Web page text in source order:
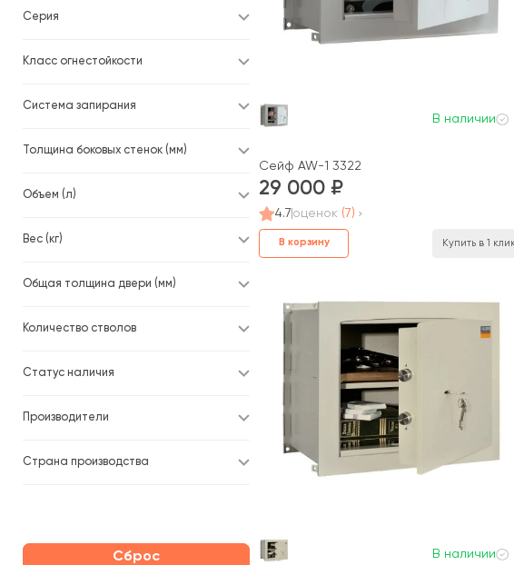
Серия
Класс огнестойкости
Система запирания
Толщина боковых стенок (мм)
Объем (л)
Вес (кг)
Общая толщина двери (мм)
Количество стволов
Статус наличия
Производители
Страна производства
Сброс
В наличии
Сейф AW-1 3322
29 000
4.7 оценок (7)
В корзину Купить в 1
В наличии